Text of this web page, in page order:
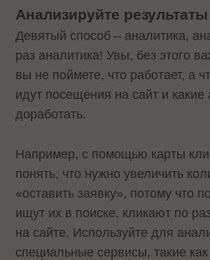
Анализируйте результаты
Девятый способ – аналитика,
раз аналитика! Увы, без этого
вы не поймете, что работает, а
идут посещения на сайт и какие
доработать.
Например, с помощью карты
понять, что нужно увеличить
«оставить заявку», потому что
ищут их в поиске, кликают по
на сайте. Используйте для
специальные сервисы, такие как